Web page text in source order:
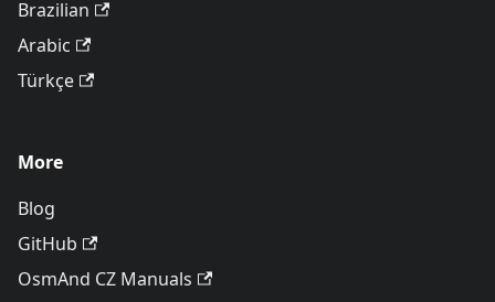
Brazilian
Arabic
Türkçe
More
Blog
GitHub
OsmAnd CZ Manuals